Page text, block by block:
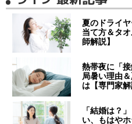
夏のドライ
当て方＆タ
師解説】
熱帯夜に「
局暑い理由
は【専門家解
「結婚は？
い、もはや